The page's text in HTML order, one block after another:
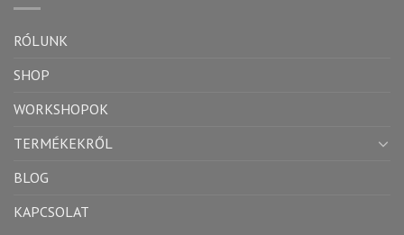
RÓLUNK
SHOP
WORKSHOPOK
TERMÉKEKRŐL
BLOG
KAPCSOLAT